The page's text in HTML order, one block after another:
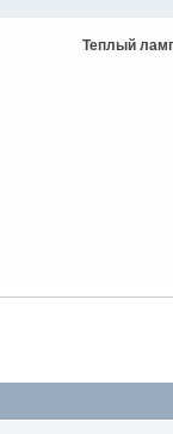
Теплый